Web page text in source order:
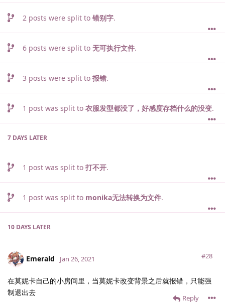
2 posts were split to 错别字.
6 posts were split to 无可执行文件.
3 posts were split to 报错.
1 post was split to 衣服发型都没了，好感度存档什么的没变.
7 DAYS LATER
1 post was split to 打不开.
1 post was split to monika无法转换为文件.
10 DAYS LATER
Emerald #28
Jan 26, 2021
在莫妮卡自己的小房间里，当莫妮卡改变背景之后就报错，只能强
制退出去
Reply